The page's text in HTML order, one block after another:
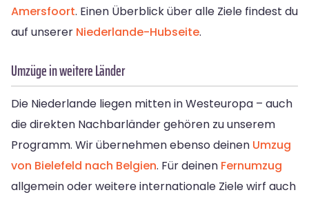
Amersfoort. Einen Überblick über alle Ziele findest du
auf unserer Niederlande-Hubseite.
Umzüge in weitere Länder
Die Niederlande liegen mitten in Westeuropa – auch
die direkten Nachbarländer gehören zu unserem
Programm. Wir übernehmen ebenso deinen Umzug
von Bielefeld nach Belgien. Für deinen Fernumzug
allgemein oder weitere internationale Ziele wirf auch